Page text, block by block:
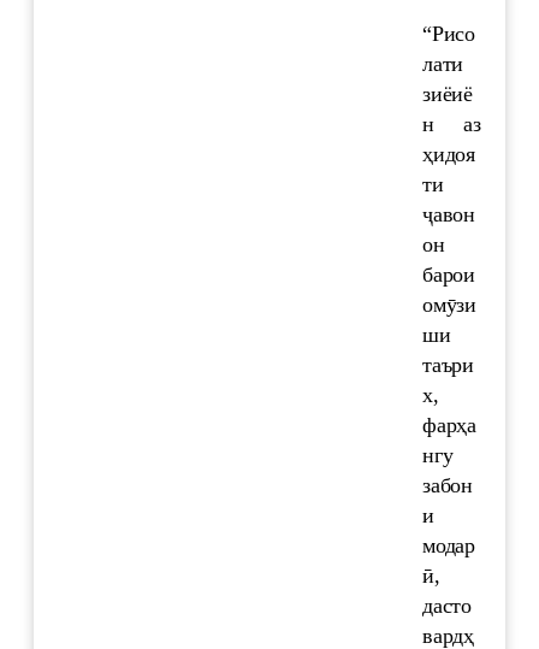
“Рисо
лати
зиёиё
н аз
ҳидоя
ти
ҷавон
он
барои
омӯзи
ши
таъри
х,
фарҳа
нгу
забон
и
модар
ӣ,
дасто
вардҳ